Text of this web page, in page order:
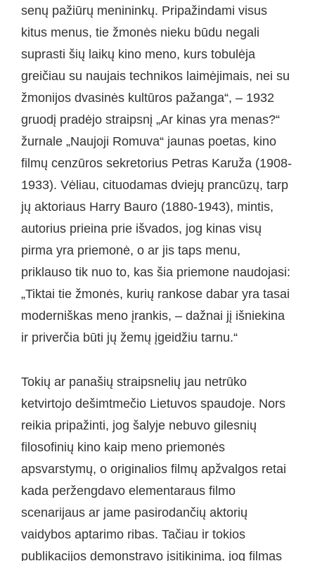
senų pažiūrų menininkų. Pripažindami visus
kitus menus, tie žmonės nieku būdu negali
suprasti šių laikų kino meno, kurs tobulėja
greičiau su naujais technikos laimėjimais, nei su
žmonijos dvasinės kultūros pažanga“, – 1932
gruodį pradėjo straipsnį „Ar kinas yra menas?“
žurnale „Naujoji Romuva“ jaunas poetas, kino
filmų cenzūros sekretorius Petras Karuža (1908-
1933). Vėliau, cituodamas dviejų prancūzų, tarp
jų aktoriaus Harry Bauro (1880-1943), mintis,
autorius prieina prie išvados, jog kinas visų
pirma yra priemonė, o ar jis taps menu,
priklauso tik nuo to, kas šia priemone naudojasi:
„Tiktai tie žmonės, kurių rankose dabar yra tasai
moderniškas meno įrankis, – dažnai jį išniekina
ir priverčia būti jų žemų įgeidžiu tarnu.“
Tokių ar panašių straipsnelių jau netrūko
ketvirtojo dešimtmečio Lietuvos spaudoje. Nors
reikia pripažinti, jog šalyje nebuvo gilesnių
filosofinių kino kaip meno priemonės
apsvarstymų, o originalios filmų apžvalgos retai
kada peržengdavo elementaraus filmo
scenarijaus ar jame pasirodančių aktorių
vaidybos aptarimo ribas. Tačiau ir tokios
publikacijos demonstravo įsitikinimą, jog filmas